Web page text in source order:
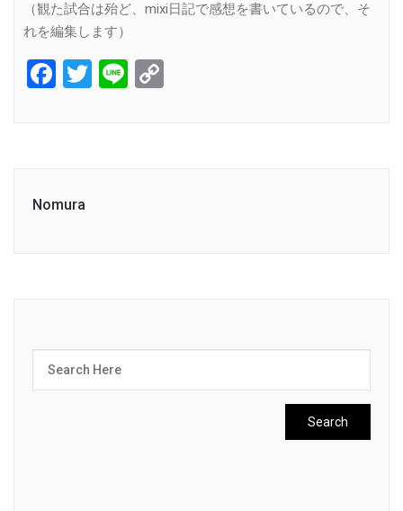
（観た試合は殆ど、mixi日記で感想を書いているので、そ
れを編集します）
Facebook
Twitter
Line
Nomura